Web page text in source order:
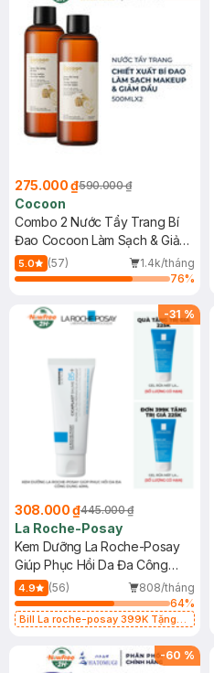
275.000 ₫590.000 ₫
Cocoon
Combo 2 Nước Tẩy Trang Bí
Đao Cocoon Làm Sạch & Giảm
Dầu 500ml
5.0 (57)
1.4k/tháng
76%
-31 %
308.000 ₫445.000 ₫
La Roche-Posay
Kem Dưỡng La Roche-Posay
Giúp Phục Hồi Da Đa Công
Dụng 40ml
4.9 (56)
808/tháng
64%
Bill La roche-posay 399K Tặng
(SL có hạn)
-60 %